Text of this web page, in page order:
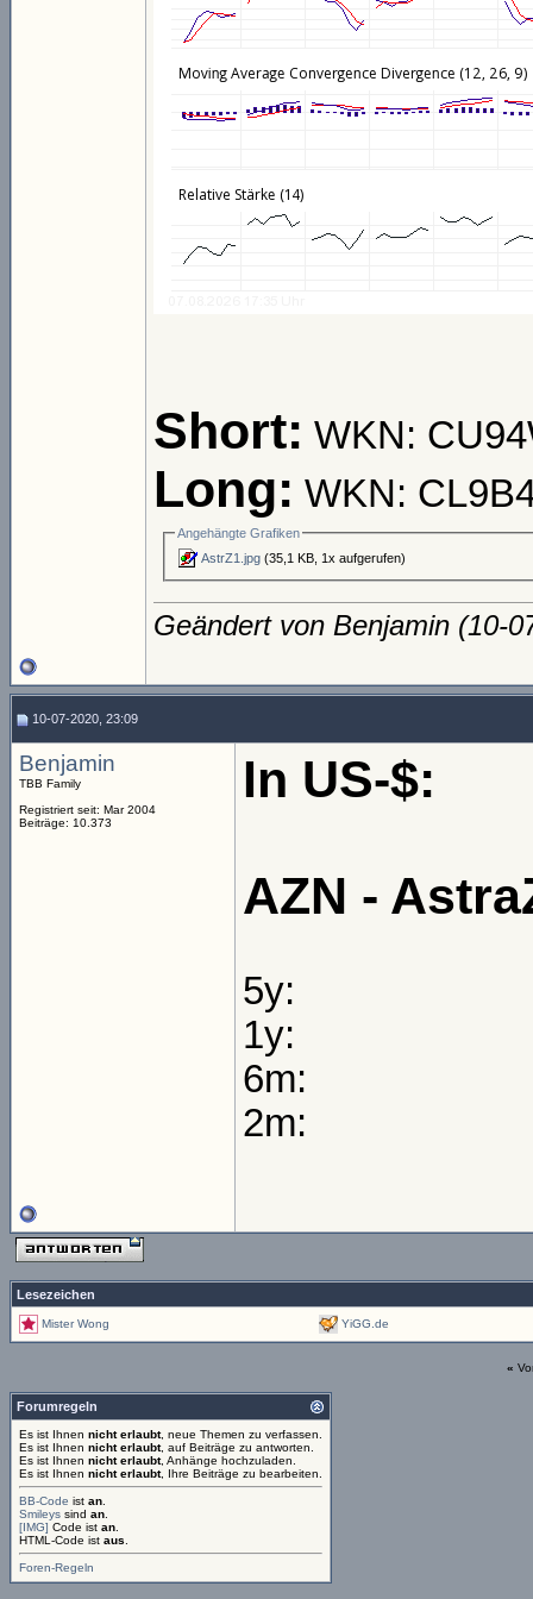
Short: WKN:
Long: WKN:
Angehängte Grafiken
AstrZ1.jpg (35,1 KB, 1x aufgerufen)
Geändert von Benjamin (10-
10-07-2020, 23:09
Benjamin
TBB Family
Registriert seit: Mar 2004
Beiträge: 10.373
In US-$:
AZN -
5y:
1y:
6m:
2m:
Lesezeichen
Mister Wong YiGG.de
«
Forumregeln
Es ist Ihnen nicht erlaubt, neue Themen zu verfassen.
Es ist Ihnen nicht erlaubt, auf Beiträge zu antworten.
Es ist Ihnen nicht erlaubt, Anhänge hochzuladen.
Es ist Ihnen nicht erlaubt, Ihre Beiträge zu bearbeiten.
BB-Code ist an
Smileys sind an
[IMG] Code ist an
HTML-Code ist aus
Foren-Regeln